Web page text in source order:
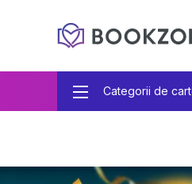
Categorii de